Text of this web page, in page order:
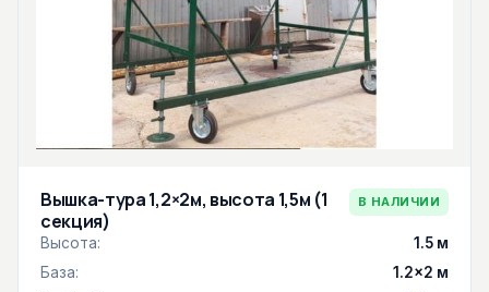
Вышка-тура 1,2×2м, высота 1,5м (1
секция)
В НАЛИЧИИ
Высота:
1.5 м
База:
1.2×2 м